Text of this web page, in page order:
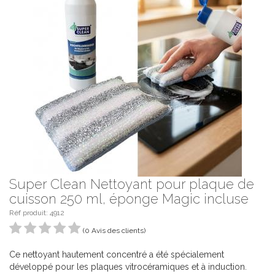
Super Clean Nettoyant pour plaque de
cuisson 250 ml, éponge Magic incluse
Réf produit: 4912
(0 Avis des clients)
Ce nettoyant hautement concentré a été spécialement
développé pour les plaques vitrocéramiques et à induction.